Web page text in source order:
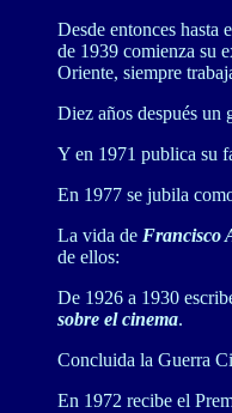
Desde entonces hasta
de 1939 comienza su
Oriente, siempre
Diez años después un
Y en 1971 publica su
En 1977 se jubila
La vida de Francisco
de ellos:
De 1926 a 1930
sobre el cinema.
Concluida la Guerra
En 1972 recibe el